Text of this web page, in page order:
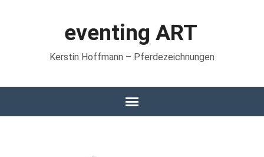
eventing ART
Kerstin Hoffmann – Pferdezeichnungen